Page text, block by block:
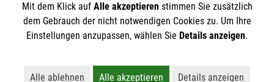
BIC: GENODED1PA7
Werner-von-Siemens-Straße 10
86159 Augsburg
Email:
Der Malteser Hilfsdienst e.V. ist als eingetragene
Gewerbesteuer befreit.
Mit dem Klick auf Alle akzeptierenstimmen Sie zusätzlich
dem Gebrauch der nicht notwendigen Cookies zu. Um Ihre
Einstellungen anzupassen, wählen Sie Details anzeigen.
Alle ablehnen Alle akzeptieren Details anzeigen